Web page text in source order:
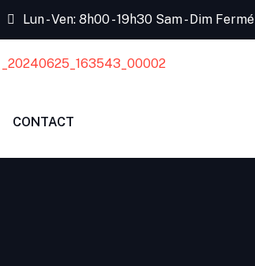
Lun - Ven: 8h00 - 19h30 Sam - Dim Fermé
CONTACT